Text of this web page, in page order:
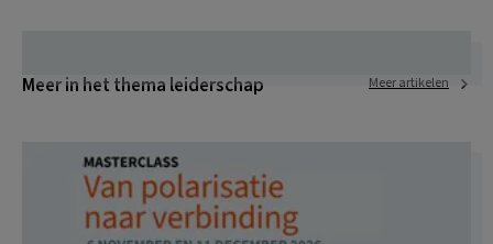
Meer in het thema leiderschap Meer artikelen